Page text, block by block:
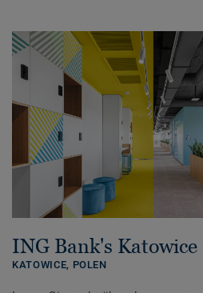
ING Bank's Katowice
KATOWICE, POLEN